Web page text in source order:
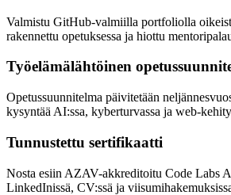
Valmistu GitHub-valmiilla portfoliolla
rakennettu opetuksessa ja hiottu
Työelämälähtöinen
Opetussuunnitelma päivitetään
kysyntää AI:ssa, kyberturvassa ja web-
Tunnustettu sertifikaatti
Nosta esiin AZAV-akkreditoitu Code Labs
LinkedInissä, CV:ssä ja